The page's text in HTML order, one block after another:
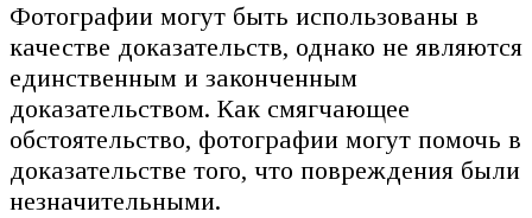
Фотографии могут быть использованы в
качестве доказательств, однако не являются
единственным и законченным
доказательством. Как смягчающее
обстоятельство, фотографии могут помочь в
доказательстве того, что повреждения были
незначительными.